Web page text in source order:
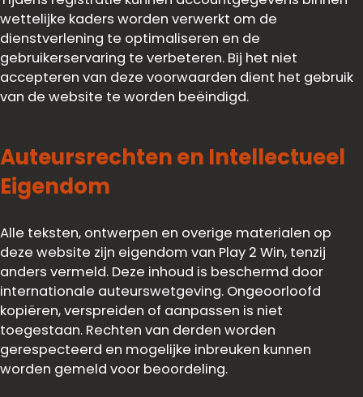
wettelijke kaders worden verwerkt om de
dienstverlening te optimaliseren en de
gebruikerservaring te verbeteren. Bij het niet
accepteren van deze voorwaarden dient het gebruik
van de website te worden beëindigd.
Auteursrechten en Intellectueel
Eigendom
Alle teksten, ontwerpen en overige materialen op
deze website zijn eigendom van Play 2 Win, tenzij
anders vermeld. Deze inhoud is beschermd door
internationale auteurswetgeving. Ongeoorloofd
kopiëren, verspreiden of aanpassen is niet
toegestaan. Rechten van derden worden
gerespecteerd en mogelijke inbreuken kunnen
worden gemeld voor beoordeling.